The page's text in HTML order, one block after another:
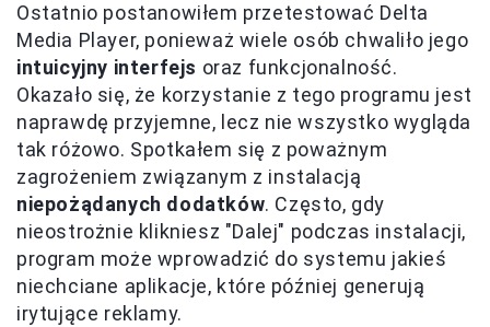
Ostatnio postanowiłem przetestować Delta
Media Player, ponieważ wiele osób chwaliło jego
intuicyjny interfejs oraz funkcjonalność.
Okazało się, że korzystanie z tego programu jest
naprawdę przyjemne, lecz nie wszystko wygląda
tak różowo. Spotkałem się z poważnym
zagrożeniem związanym z instalacją
niepożądanych dodatków. Często, gdy
nieostrożnie klikniesz "Dalej" podczas instalacji,
program może wprowadzić do systemu jakieś
niechciane aplikacje, które później generują
irytujące reklamy.